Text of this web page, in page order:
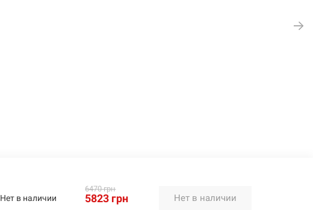
Нет в наличии
6470 грн
5823 грн Нет в наличии